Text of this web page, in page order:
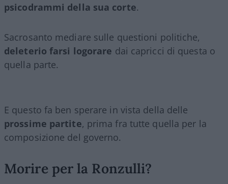
psicodrammi della sua corte.
Sacrosanto mediare sulle questioni politiche,
deleterio farsi logorare dai capricci di questa o
quella parte.
E questo fa ben sperare in vista della delle
prossime partite, prima fra tutte quella per la
composizione del governo.
Morire per la Ronzulli?